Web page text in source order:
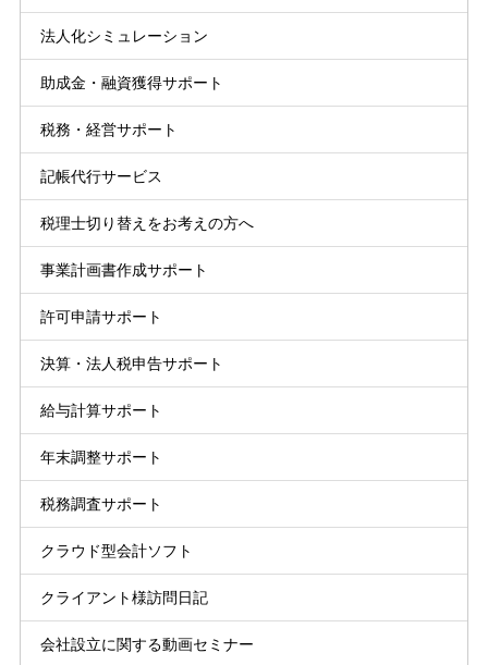
法人化シミュレーション
助成金・融資獲得サポート
税務・経営サポート
記帳代行サービス
税理士切り替えをお考えの方へ
事業計画書作成サポート
許可申請サポート
決算・法人税申告サポート
給与計算サポート
年末調整サポート
税務調査サポート
クラウド型会計ソフト
クライアント様訪問日記
会社設立に関する動画セミナー